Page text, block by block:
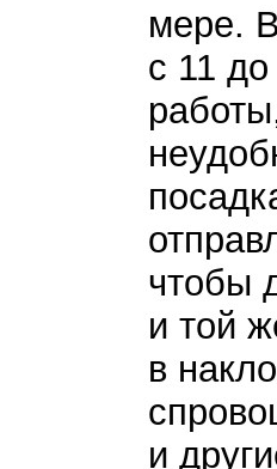
мере.
с 11
чтобы
и той
в
и